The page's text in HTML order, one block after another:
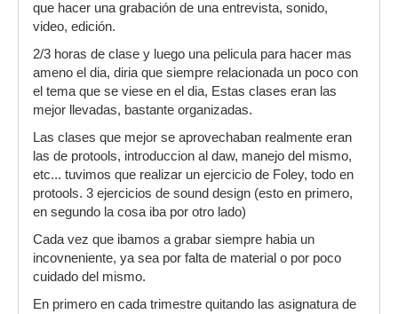
que hacer una grabación de una entrevista, sonido,
video, edición.
2/3 horas de clase y luego una pelicula para hacer mas
ameno el dia, diria que siempre relacionada un poco con
el tema que se viese en el dia, Estas clases eran las
mejor llevadas, bastante organizadas.
Las clases que mejor se aprovechaban realmente eran
las de protools, introduccion al daw, manejo del mismo,
etc... tuvimos que realizar un ejercicio de Foley, todo en
protools. 3 ejercicios de sound design (esto en primero,
en segundo la cosa iba por otro lado)
Cada vez que ibamos a grabar siempre habia un
incovneniente, ya sea por falta de material o por poco
cuidado del mismo.
En primero en cada trimestre quitando las asignatura de